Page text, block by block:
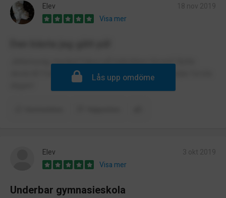
Elev
Visa mer
Jättemysig, mycket fokus på individens trivsel! Bytte
skola till Ystad Gymnasium och trivdes super redan första
Lås upp omdöme
Elev
Visa mer
Underbar gymnasieskola